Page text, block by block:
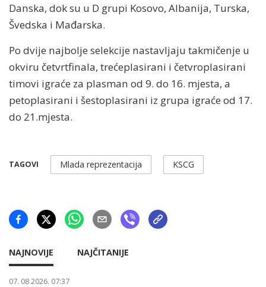
Danska, dok su u D grupi Kosovo, Albanija, Turska,
Švedska i Mađarska.
Po dvije najbolje selekcije nastavljaju takmičenje u
okviru četvrtfinala, trećeplasirani i četvroplasirani
timovi igraće za plasman od 9. do 16. mjesta, a
petoplasirani i šestoplasirani iz grupa igraće od 17.
do 21.mjesta.
TAGOVI Mlada reprezentacija KSCG
NAJNOVIJE NAJČITANIJE
07. 08 2026. 07:37